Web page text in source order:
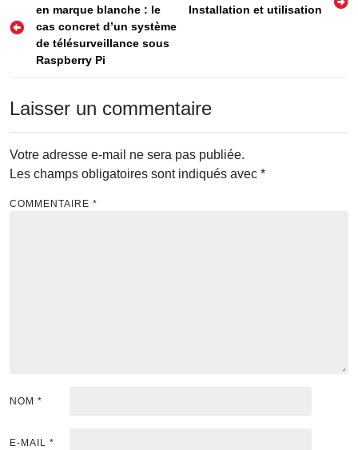
de
l’article
en marque blanche : le
cas concret d’un système
de télésurveillance sous
Raspberry Pi
Installation et utilisation
Laisser un commentaire
Votre adresse e-mail ne sera pas publiée.
Les champs obligatoires sont indiqués avec *
COMMENTAIRE *
NOM *
E-MAIL *